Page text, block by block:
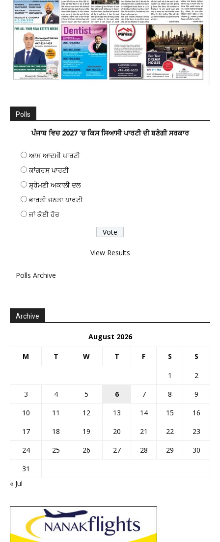
Polls
ਪੰਜਾਬ ਵਿਚ 2027 ’ਚ ਕਿਸ ਸਿਆਸੀ ਪਾਰਟੀ ਦੀ ਬਣੇਗੀ ਸਰਕਾਰ
ਆਮ ਆਦਮੀ ਪਾਰਟੀ
ਕਾਂਗਰਸ ਪਾਰਟੀ
ਸ਼੍ਰੋਮਣੀ ਅਕਾਲੀ ਦਲ
ਭਾਰਤੀ ਜਨਤਾ ਪਾਰਟੀ
ਜਾਂ ਕੋਈ ਹੋਰ
View Results
Polls Archive
Archive
August 2026
M T W T F S S
1
2
3
4 5 6 7 8
9
10
11 12 13 14 15
16
17
18 19 20 21 22
23
24
25 26 27 28 29
30
31
« Jul